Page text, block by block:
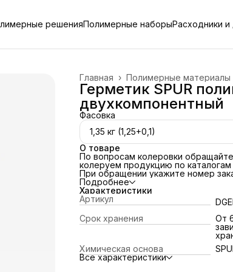
решенияПолимерные наборыРасходники и
Полимерные материалы
Главная ›
Герметик SPUR
двухкомпонентный
Фасовка
1,35 кг (1,25+0,1)
О товаре
По вопросам колеровки
колеруем продукцию по каталогам
При обращении укажите номер
цвета по каталогу.
Область применения
Подходит для склейки и
элементов. Легко наносится
специального инструмента.
обеспечивает высокие
механическую прочность и
Полимеры в жидком виде подвести
Компонент А предварительно
Подробнее
Характеристики
Артикул
Срок хранения
От
Химическая основа
Все характеристики